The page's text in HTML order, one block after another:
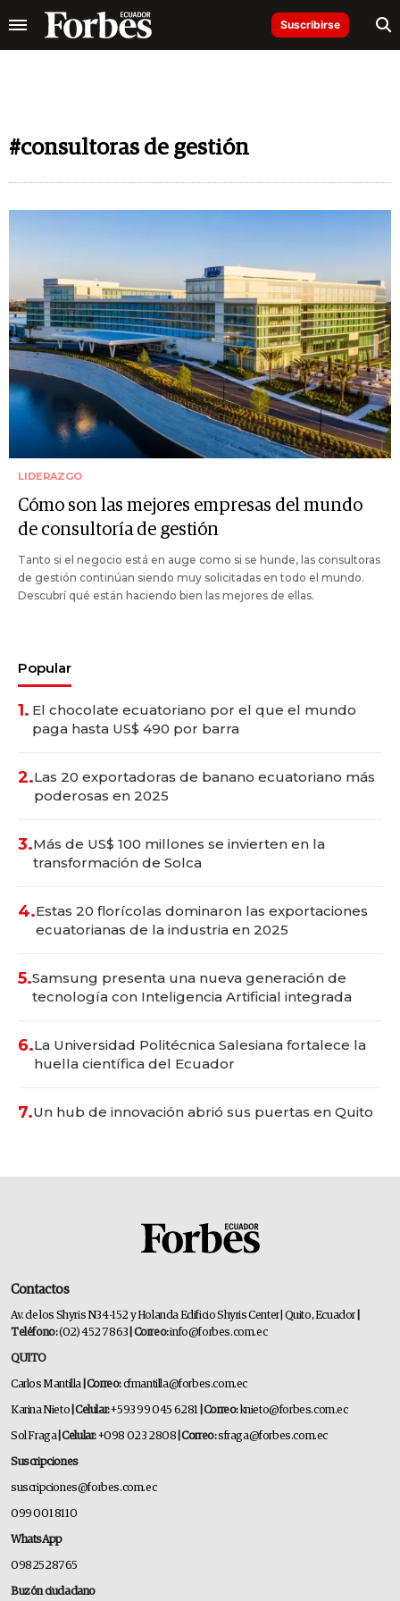
Suscribirse
#consultoras de gestión
LIDERAZGO
Cómo son las mejores empresas del mundo
de consultoría de gestión
Tanto si el negocio está en auge como si se hunde, las consultoras
de gestión continúan siendo muy solicitadas en todo el mundo.
Descubrí qué están haciendo bien las mejores de ellas.
Popular
1. El chocolate ecuatoriano por el que el mundo
paga hasta US$ 490 por barra
2.Las 20 exportadoras de banano ecuatoriano más
poderosas en 2025
3.Más de US$ 100 millones se invierten en la
transformación de Solca
4.Estas 20 florícolas dominaron las exportaciones
ecuatorianas de la industria en 2025
5.Samsung presenta una nueva generación de
tecnología con Inteligencia Artificial integrada
6.La Universidad Politécnica Salesiana fortalece la
huella científica del Ecuador
7.Un hub de innovación abrió sus puertas en Quito
Contactos
Av. de los Shyris N34-152 y Holanda Edificio Shyris Center | Quito, Ecuador
Teléfono:(02) 452 7863 | Correo:info@forbes.com.ec
QUITO
Carlos Mantilla | Correo:cfmantilla@forbes.com.ec
Karina Nieto | Celular:+593 99 045 6281 | Correo: knieto@forbes.com.ec
Sol Fraga | Celular:+098 023 2808 | Correo:sfraga@forbes.com.ec
Suscripciones
suscripciones@forbes.com.ec
099 001 8110
WhatsApp
0982528765
Buzón ciudadano